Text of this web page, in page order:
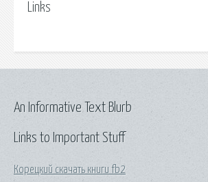
Links
Links to Important Stuff
Корецкий скачать книги fb2
An Informative Text Blurb